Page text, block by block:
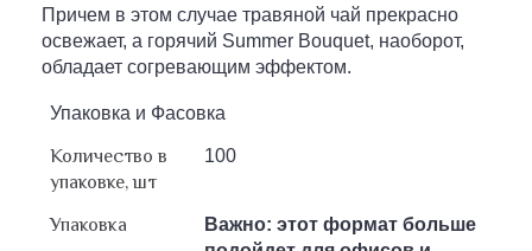
Причем в этом случае травяной чай прекрасно
освежает, а горячий Summer Bouquet, наоборот,
обладает согревающим эффектом.
Упаковка и Фасовка
Количество в
упаковке, шт
100
Упаковка
Важно: этот формат больше